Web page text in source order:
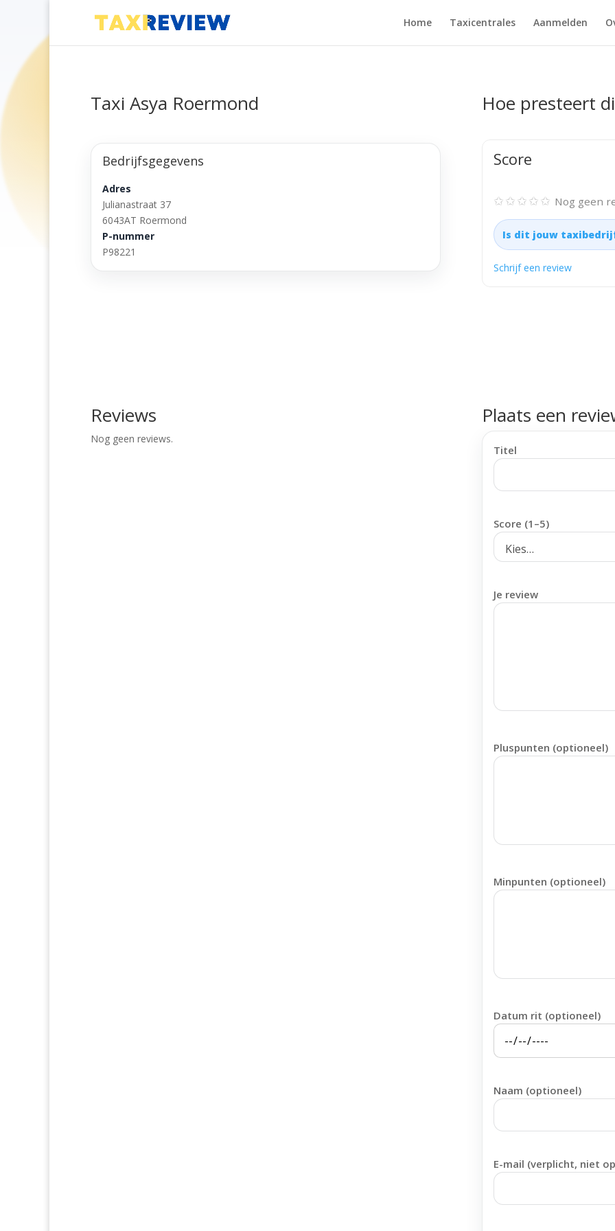
Home Taxicentrales Aanmelden
Taxi Asya Roermond
Bedrijfsgegevens
Adres
Julianastraat 37
6043AT Roermond
P-nummer
P98221
Hoe presteert
Score
✩✩✩✩✩ Nog geen
Is dit jouw
Schrijf een review
Reviews
Nog geen reviews.
Plaats een
Titel
Score (1–5)
Je review
Pluspunten (optioneel)
Minpunten (optioneel)
Datum rit (optioneel)
Naam (optioneel)
E-mail (verplicht, niet